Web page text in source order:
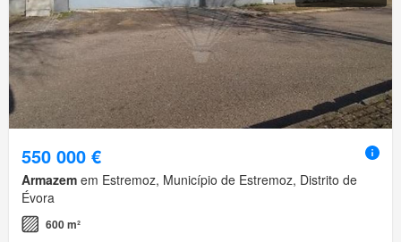
550 000 €
Armazem em Estremoz, Município de Estremoz, Distrito de
Évora
600 m²